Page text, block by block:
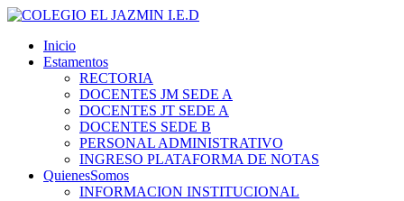
Inicio
Estamentos
RECTORIA
DOCENTES JM SEDE A
DOCENTES JT SEDE A
DOCENTES SEDE B
PERSONAL ADMINISTRATIVO
INGRESO PLATAFORMA DE NOTAS
QuienesSomos
INFORMACION INSTITUCIONAL